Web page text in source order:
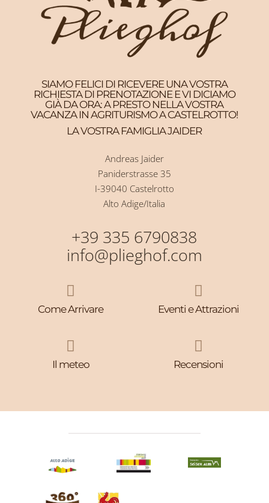
SIAMO FELICI DI RICEVERE UNA VOSTRA
RICHIESTA DI PRENOTAZIONE E VI DICIAMO
GIÀ DA ORA: A PRESTO NELLA VOSTRA
VACANZA IN AGRITURISMO A CASTELROTTO!
LA VOSTRA FAMIGLIA JAIDER
Andreas Jaider
Paniderstrasse 35
I-39040 Castelrotto
Alto Adige/Italia
+39 335 6790838
info@plieghof.com

Come Arrivare

Eventi e Attrazioni

Il meteo

Recensioni